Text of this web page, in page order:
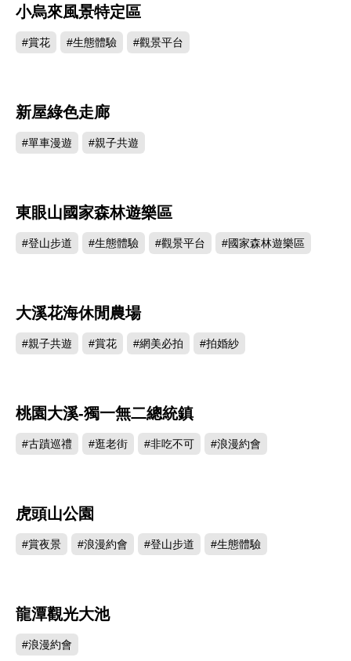
小烏來風景特定區
#賞花 #生態體驗 #觀景平台
新屋綠色走廊
#單車漫遊 #親子共遊
東眼山國家森林遊樂區
#登山步道 #生態體驗 #觀景平台 #國家森林遊樂區
大溪花海休閒農場
#親子共遊 #賞花 #網美必拍 #拍婚紗
桃園大溪-獨一無二總統鎮
#古蹟巡禮 #逛老街 #非吃不可 #浪漫約會
虎頭山公園
#賞夜景 #浪漫約會 #登山步道 #生態體驗
龍潭觀光大池
#浪漫約會